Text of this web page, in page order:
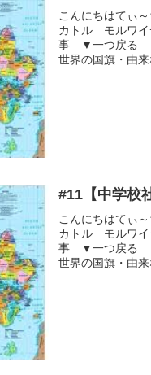
こんにちはてぃ
カトル モルワ
事 ▼一つ戻
世界の国旗・由
#11【中学
こんにちはてぃ
カトル モルワ
事 ▼一つ戻
世界の国旗・由